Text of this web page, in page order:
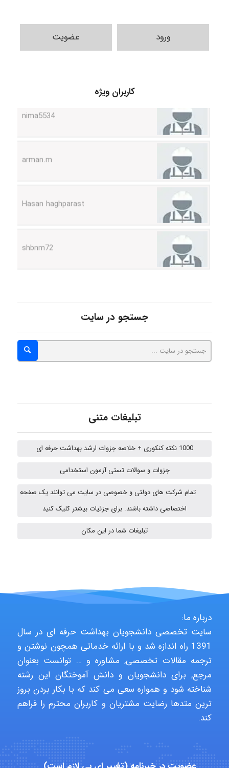
ورود عضویت
کاربران ویژه
ABOALFZAL ZAREI
Sara
ZAK
fahimeh sheibani
ABOALFZAL ZAREI
shbnm72
Minoo1375
Sara
جستجو در سایت
تبلیغات متنی
1000 نکته کنکوری + خلاصه جزوات ارشد بهداشت حرفه ای
جزوات و سوالات تستی آزمون استخدامی
تمام شرکت های دولتی و خصوصی در سایت می توانند یک صفحه
اختصاصی داشته باشند. برای جزئیات بیشتر کلیک کنید
تبلیغات شما در این مکان
درباره ما:
سایت تخصصی دانشجویان بهداشت حرفه ای در سال
1391 راه اندازه شد و با ارائه خدماتی همچون نوشتن و
ترجمه مقالات تخصصی, مشاوره و … توانست بعنوان
مرجع, برای دانشجویان و دانش آموختگان این رشته
شناخته شود و همواره سعی می کند که با بکار بردن بروز
ترین متدها رضایت مشتریان و کاربران محترم را فراهم
کند.